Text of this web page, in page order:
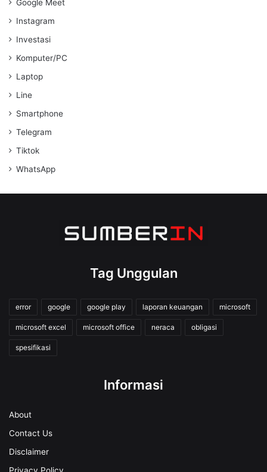
Google Meet
Instagram
Investasi
Komputer/PC
Laptop
Line
Smartphone
Telegram
Tiktok
WhatsApp
Tag Unggulan
error google google play laporan keuangan microsoft
microsoft excel microsoft office neraca obligasi
spesifikasi
Informasi
About
Contact Us
Disclaimer